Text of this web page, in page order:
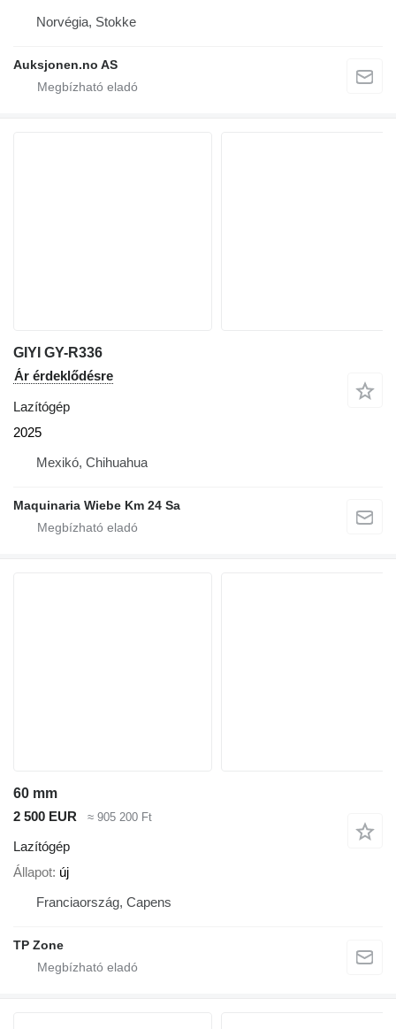
Norvégia, Stokke
Auksjonen.no AS
GIYI GY-R336
Ár érdeklődésre
Lazítógép
2025
Mexikó, Chihuahua
Maquinaria Wiebe Km 24 Sa
60 mm
2 500 EUR
≈ 905 200 Ft
Lazítógép
Állapot új
Franciaország, Capens
TP Zone